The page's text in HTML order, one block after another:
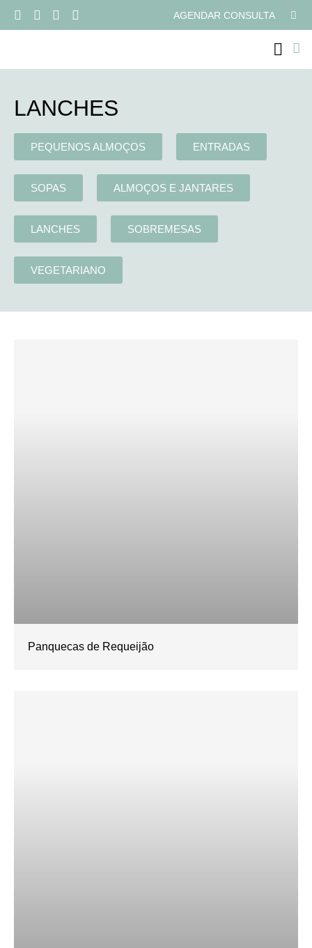
AGENDAR CONSULTA
LANCHES
PEQUENOS ALMOÇOS ENTRADAS
SOPAS ALMOÇOS E JANTARES
LANCHES SOBREMESAS
VEGETARIANO
Panquecas de Requeijão